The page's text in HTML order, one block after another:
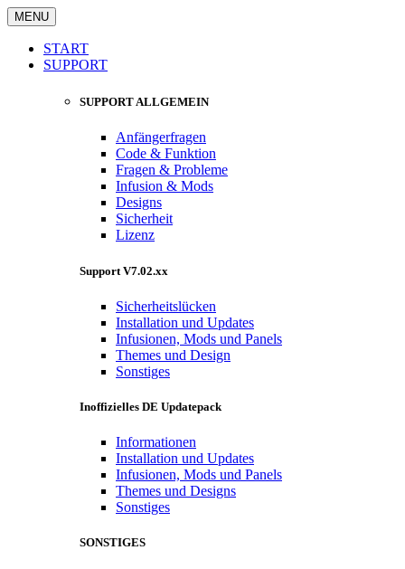
MENU
START
SUPPORT
SUPPORT ALLGEMEIN
Anfängerfragen
Code & Funktion
Fragen & Probleme
Infusion & Mods
Designs
Sicherheit
Lizenz
Support V7.02.xx
Sicherheitslücken
Installation und Updates
Infusionen, Mods und Panels
Themes und Design
Sonstiges
Inoffizielles DE Updatepack
Informationen
Installation und Updates
Infusionen, Mods und Panels
Themes und Designs
Sonstiges
SONSTIGES